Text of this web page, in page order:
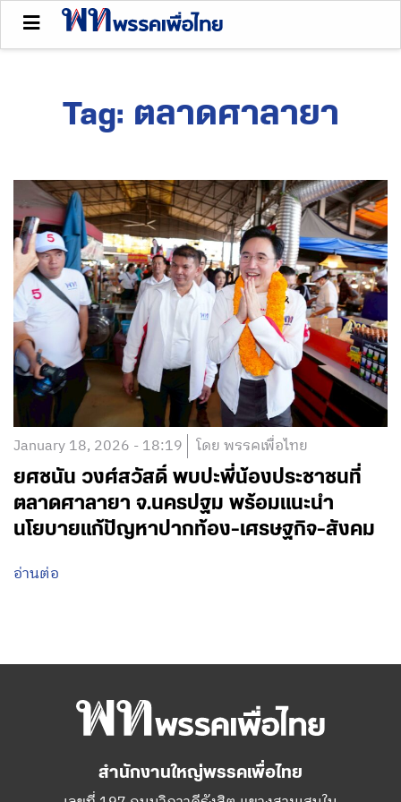
Tag: ตลาดศาลายา
January 18, 2026 - 18:19 โดย พรรคเพื่อไทย
ยศชนัน วงศ์สวัสดิ์ พบปะพี่น้องประชาชนที่
ตลาดศาลายา จ.นครปฐม พร้อมแนะนำ
นโยบายแก้ปัญหาปากท้อง-เศรษฐกิจ-สังคม
อ่านต่อ
สำนักงานใหญ่พรรคเพื่อไทย